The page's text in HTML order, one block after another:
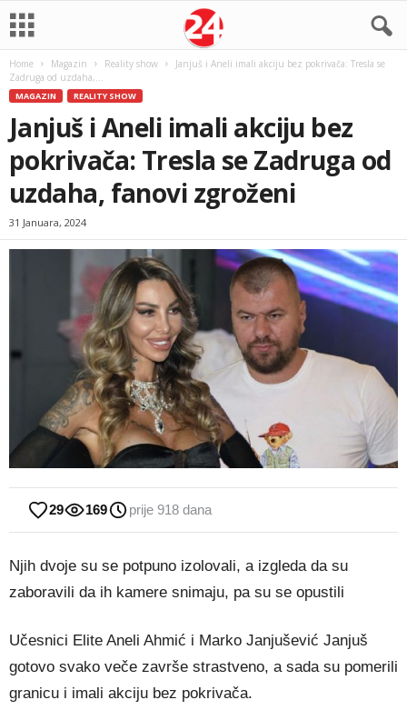
Home Magazin Reality show
Janjuš i Aneli imali akciju bez pokrivača: Tresla se
Zadruga od uzdaha,...
MAGAZIN REALITY SHOW
Janjuš i Aneli imali akciju bez
pokrivača: Tresla se Zadruga od
uzdaha, fanovi zgroženi
31 Januara, 2024
29 169 prije 918 dana
Njih dvoje su se potpuno izolovali, a izgleda da su
zaboravili da ih kamere snimaju, pa su se opustili
Učesnici Elite Aneli Ahmić i Marko Janjušević Janjuš
gotovo svako veče završe strastveno, a sada su pomerili
granicu i imali akciju bez pokrivača.